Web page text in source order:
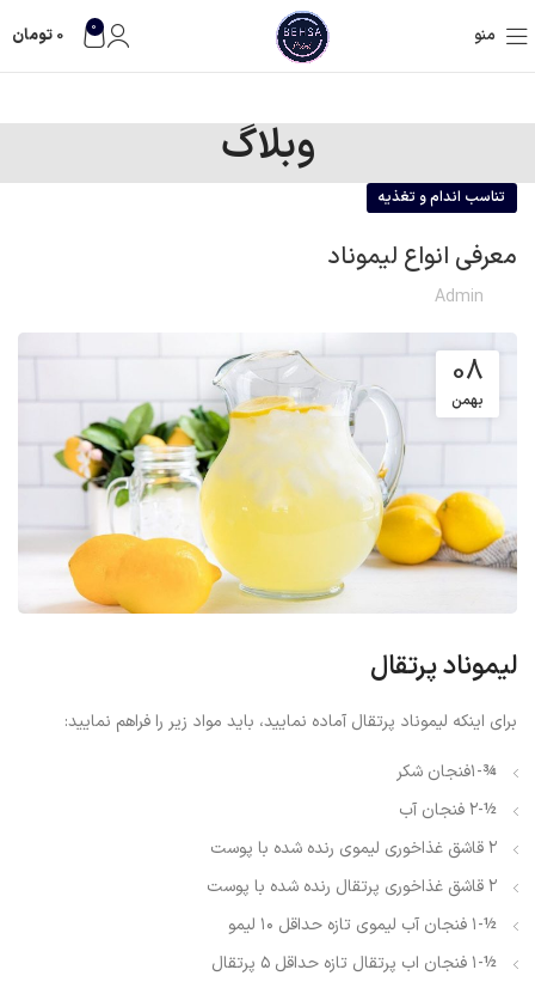
منو 0
0 تومان
وبلاگ
تناسب اندام و تغذیه
معرفی انواع لیموناد
Admin
08
بهمن
لیموناد پرتقال
برای اینکه لیموناد پرتقال آماده نمایید، باید مواد زیر را فراهم نمایید:
¾-۱فنجان شکر
½-۲ فنجان آب
۲ قاشق غذاخوری لیموی رنده شده با پوست
۲ قاشق غذاخوری پرتقال رنده شده با پوست
½-۱ فنجان آب لیموی تازه حداقل ۱۰ لیمو
½-۱ فنجان اب پرتقال تازه حداقل ۵ پرتقال